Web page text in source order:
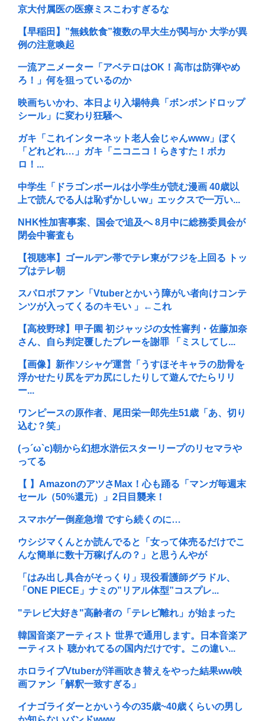
京大付属医の医療ミスこわすぎるな
【早稲田】”無銭飲食”複数の早大生が関与か 大学が異
例の注意喚起
一流アニメーター「アベテロはOK！高市は防弾やめ
ろ！」何を狙っているのか
映画ちいかわ、本日より入場特典「ボンボンドロップ
シール」に変わり狂騒へ
ガキ「これインターネット老人会じゃんwww」ぼく
「どれどれ…」ガキ「ニコニコ！らきすた！ボカ
ロ！...
中学生「ドラゴンボールは小学生が読む漫画 40歳以
上で読んでる人は恥ずかしいw」エックスで一万い...
NHK性加害事案、国会で追及へ 8月中に総務委員会が
閉会中審査も
【視聴率】ゴールデン帯でテレ東がフジを上回る トッ
プはテレ朝
スパロボファン「Vtuberとかいう障がい者向けコンテ
ンツが入ってくるのキモい 」←これ
【高校野球】甲子園 初ジャッジの女性審判・佐藤加奈
さん、自ら判定覆したプレーを謝罪 「ミスしてし...
【画像】新作ソシャゲ運営「うすほそキャラの肋骨を
浮かせたり尻をデカ尻にしたりして遊んでたらリリ
ー...
ワンピースの原作者、尾田栄一郎先生51歳「あ、切り
込む？笑」
(っ´ω`c)朝から幻想水滸伝スターリープのリセマラや
ってる
【 】AmazonのアツさMax！心も踊る「マンガ毎週末
セール（50%還元）」2日目襲来！
スマホゲー倒産急増 ですら続くのに…
ウシジマくんとか読んでると「女って体売るだけでこ
んな簡単に数十万稼げんの？」と思うんやが
「はみ出し具合がそっくり」現役看護師グラドル、
「ONE PIECE」ナミの”リアル体型”コスプレ...
"テレビ大好き"高齢者の「テレビ離れ」が始まった
韓国音楽アーティスト 世界で通用します。日本音楽ア
ーティスト 聴かれてるの国内だけです。この違い...
ホロライブVtuberが洋画吹き替えをやった結果ww映
画ファン「解釈一致すぎる」
イナゴライダーとかいう今の35歳~40歳くらいの男し